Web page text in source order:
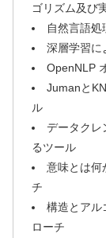
ゴリズム及び
自然言語
深層学習に
OpenNLP
Jumanと
ル
データクレ
るツール
意味とは何
チ
構造とアル
ローチ